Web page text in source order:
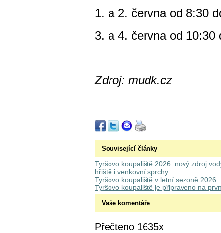
1. a 2. června od 8:30
3. a 4. června od 10:30
Zdroj: mudk.cz
Související články
Tyršovo koupaliště 2026: nový zdroj
hřiště i venkovní sprchy
Tyršovo koupaliště v letní sezoně 2026
Tyršovo koupaliště je připraveno na
Vaše komentáře
Přečteno 1635x